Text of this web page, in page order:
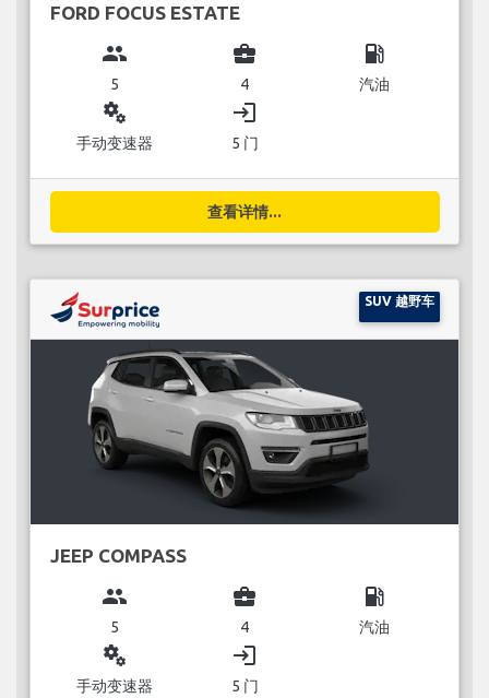
FORD FOCUS ESTATE
group
5
business_center
4
local_gas_station
汽油
miscellaneous_services
手动变速器
login
5 门
查看详情...
SUV 越野车
JEEP COMPASS
group
5
business_center
4
local_gas_station
汽油
miscellaneous_services
手动变速器
login
5 门